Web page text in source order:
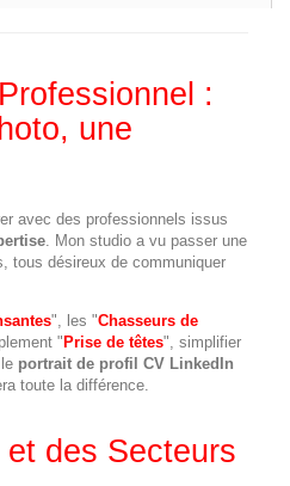
:
une
avec des professionnels issus
. Mon studio a vu passer une
tous désireux de communiquer
", les "Chasseurs de
"Prise de têtes", simplifier
portrait de profil CV LinkedIn
toute la différence.
des Secteurs